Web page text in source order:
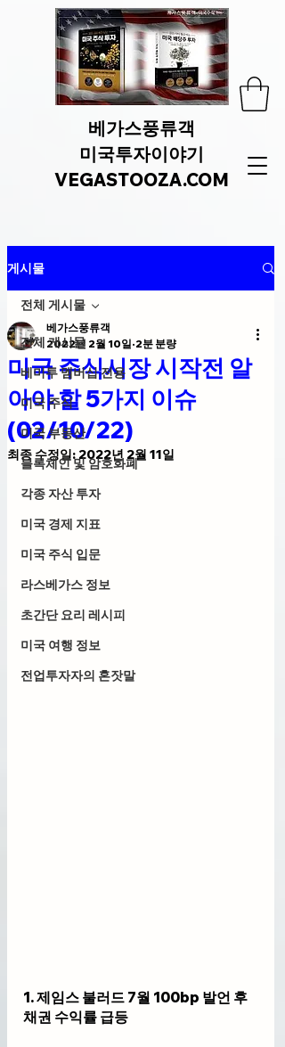
베가스풍류객
미국투자이야기
VEGASTOOZA.COM
게시물
전체 게시물
베미투 멤버십 전용
미국 주식
미국 부동산
블록체인 및 암호화폐
각종 자산 투자
미국 경제 지표
미국 주식 입문
라스베가스 정보
초간단 요리 레시피
미국 여행 정보
전업투자자의 혼잣말
전체 게시물
미국 주식시장 시작전 알
아야 할 5가지 이슈
(02/10/22)
베가스풍류객
2022년 2월 10일 2분 분량
최종 수정일:2022년 2월 11일
1. 제임스 불러드 7월 100bp 발언 후
채권 수익률 급등